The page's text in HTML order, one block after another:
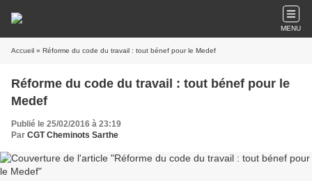
MENU
Accueil » Réforme du code du travail : tout bénef pour le Medef
Réforme du code du travail : tout bénef pour le
Medef
Publié le 25/02/2016 à 23:19
Par CGT Cheminots Sarthe